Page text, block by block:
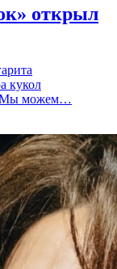
открыл
кукол
- Мы можем…